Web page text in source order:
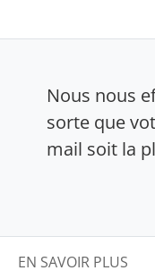
Nous nous
sorte que
mail soit la
EN SAVOIR PLUS